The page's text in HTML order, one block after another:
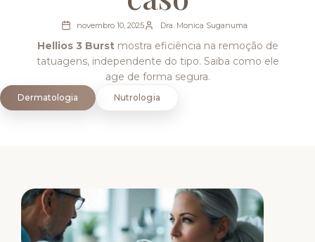
novembro 10, 2025 Dra. Monica Suganuma
Hellios 3 Burstmostra eficiência na remoção de
tatuagens, independente do tipo. Saiba como ele
age de forma segura.
Dermatologia Nutrologia